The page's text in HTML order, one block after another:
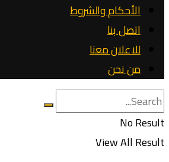
الأحكام والشروط
اتصل بنا
للاعلان معنا
من نحن
No Result
View All Result